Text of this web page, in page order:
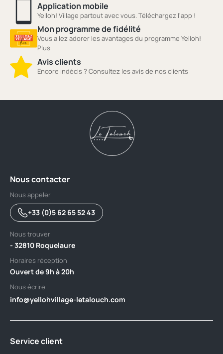
Application mobile
Yelloh! Village partout avec vous. Téléchargez l'app !
Mon programme de fidélité
Vous allez adorer les avantages du programme Yelloh!
Plus
Avis clients
Encore indécis ? Consultez les avis de nos clients
Nous contacter
Nous appeler
+33 (0)5 62 65 52 43
Nous trouver
- 32810 Roquelaure
Horaires réception
Ouvert de 9h à 20h
Nous écrire
info@yellohvillage-letalouch.com
Service client